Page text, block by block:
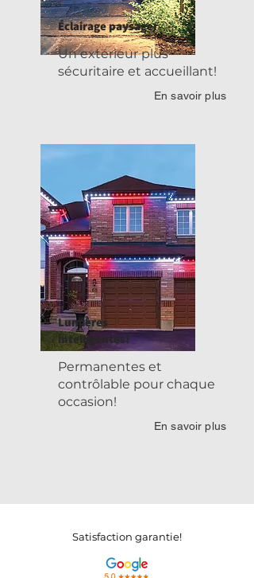
Éclairage paysager
Un extérieur plus
sécuritaire et accueillant!
En savoir plus
Lumières
intelligentes!
Permanentes et
contrôlable pour chaque
occasion!
En savoir plus
Satisfaction garantie!